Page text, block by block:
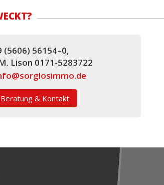
(5606) 56154–0,
Lison 0171-5283722
Beratung & Kontakt